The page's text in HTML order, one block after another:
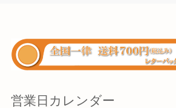
営業日カレンダー